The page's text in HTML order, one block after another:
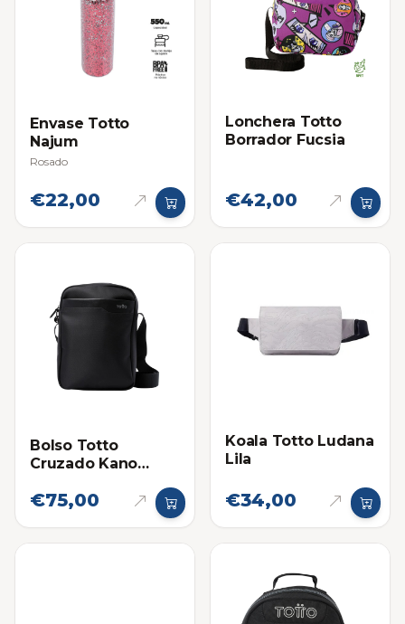
Envase Totto
Najum
Rosado
€22,00
Lonchera Totto
Borrador Fucsia
€42,00
Bolso Totto
Cruzado Kano
€75,00
Koala Totto Ludana
Lila
€34,00